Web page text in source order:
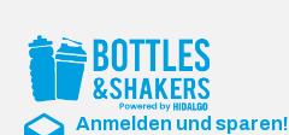
Anmelden und sparen!